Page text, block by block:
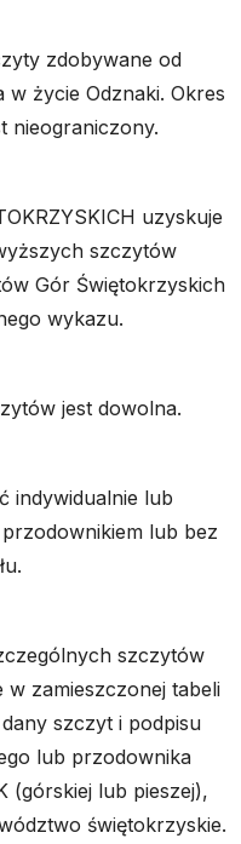
zdobywane od
w życie Odznaki. Okres
nieograniczony.
uzyskuje
szczytów
Gór Świętokrzyskich
wykazu.
jest dowolna.
indywidualnie lub
lub bez
szczytów
zamieszczonej tabeli
szczyt i podpisu
lub przodownika
(górskiej lub pieszej),
świętokrzyskie.